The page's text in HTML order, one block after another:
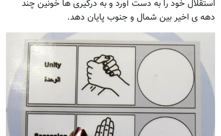
استقلال خود را به دست آورد و به درگیری ها خونین چند
دهه ی اخیر بین شمال و جنوب پایان دهد.